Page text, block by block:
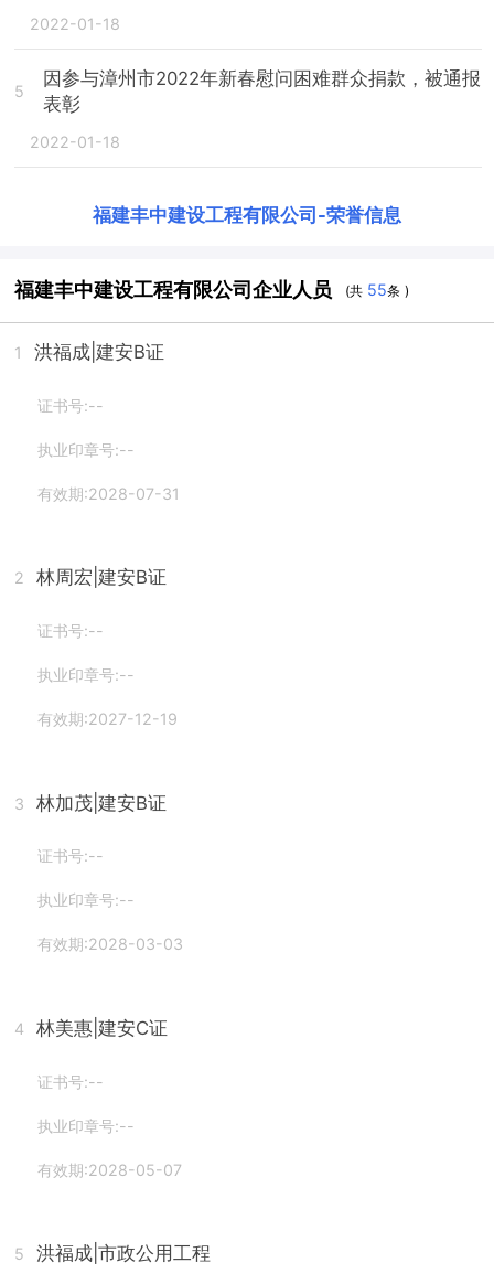
2022-01-18
5
因参与漳州市2022年新春慰问困难群众捐款，被通报
表彰
2022-01-18
福建丰中建设工程有限公司 -荣誉信息
福建丰中建设工程有限公司企业人员 (共 55条 )
1 洪福成 |建安B证
证书号:--
执业印章号:--
有效期:2028-07-31
2 林周宏 |建安B证
证书号:--
执业印章号:--
有效期:2027-12-19
3 林加茂 |建安B证
证书号:--
执业印章号:--
有效期:2028-03-03
4 林美惠 |建安C证
证书号:--
执业印章号:--
有效期:2028-05-07
5 洪福成 |市政公用工程